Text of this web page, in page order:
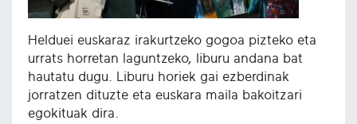
Helduei euskaraz irakurtzeko gogoa pizteko eta
urrats horretan laguntzeko, liburu andana bat
hautatu dugu. Liburu horiek gai ezberdinak
jorratzen dituzte eta euskara maila bakoitzari
egokituak dira.